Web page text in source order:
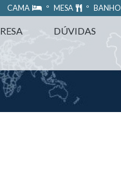
CAMA º MESA º BANHO
DÚVIDAS